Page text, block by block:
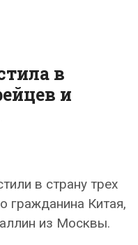
в
и
в страну трех
гражданина Китая,
из Москвы.